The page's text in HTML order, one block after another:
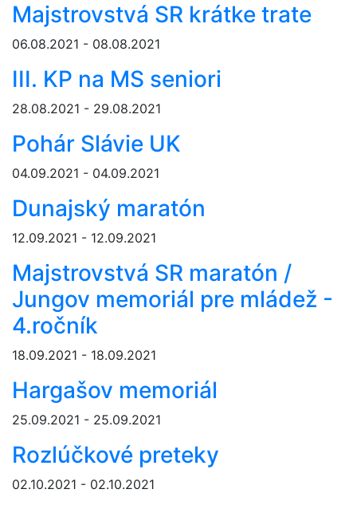
Majstrovstvá SR krátke trate
06.08.2021 - 08.08.2021
III. KP na MS seniori
28.08.2021 - 29.08.2021
Pohár Slávie UK
04.09.2021 - 04.09.2021
Dunajský maratón
12.09.2021 - 12.09.2021
Majstrovstvá SR maratón /
Jungov memoriál pre mládež -
4.ročník
18.09.2021 - 18.09.2021
Hargašov memoriál
25.09.2021 - 25.09.2021
Rozlúčkové preteky
02.10.2021 - 02.10.2021